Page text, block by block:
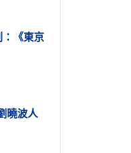
《東京
曉波人